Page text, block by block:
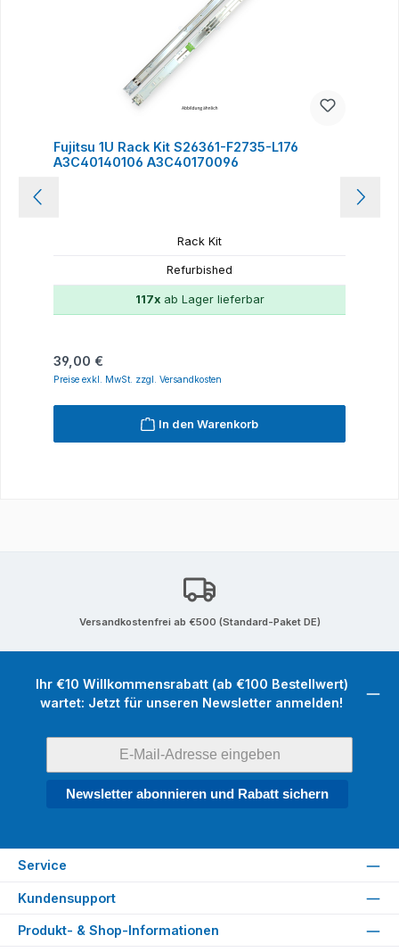
Fujitsu 1U Rack Kit S26361-F2735-L176
A3C40140106 A3C40170096
Rack Kit
Refurbished
117xab Lager lieferbar
Regulärer Preis:
39,00 €
Preise exkl. MwSt. zzgl. Versandkosten
In den Warenkorb
Versandkostenfrei ab €500 (Standard-Paket DE)
Ihr €10 Willkommensrabatt (ab €100 Bestellwert)
wartet: Jetzt für unseren Newsletter anmelden!
Newsletter abonnieren und Rabatt sichern
Service
Kundensupport
Produkt- & Shop-Informationen